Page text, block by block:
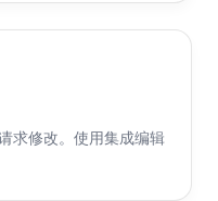
求修改。使用集成编辑